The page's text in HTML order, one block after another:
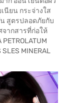
นียน กระจ่างใส
สูตรปลอดภัยกับ
จากสารที่ก่อให้
SLES MINERAL